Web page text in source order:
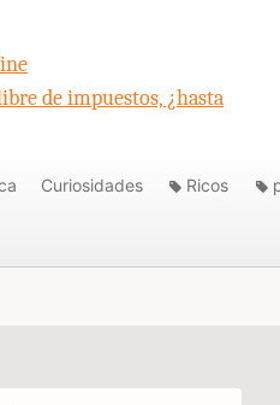
de impuestos, ¿hasta
Curiosidades Ricos